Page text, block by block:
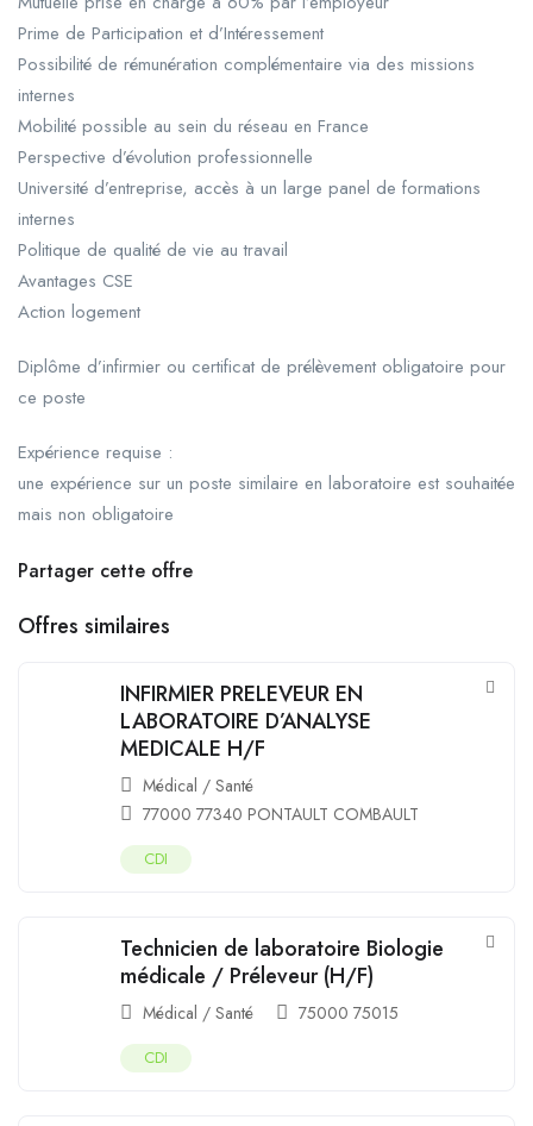
Prime de Participation et d’Intéressement
Possibilité de rémunération complémentaire via des missions
internes
Mobilité possible au sein du réseau en France
Perspective d’évolution professionnelle
Université d’entreprise, accès à un large panel de formations
internes
Politique de qualité de vie au travail
Avantages CSE
Action logement
Diplôme d’infirmier ou certificat de prélèvement obligatoire pour
ce poste
Expérience requise :
une expérience sur un poste similaire en laboratoire est souhaitée
mais non obligatoire
Partager cette offre
Offres similaires
INFIRMIER PRELEVEUR EN
LABORATOIRE D’ANALYSE
MEDICALE H/F
Médical / Santé
77000 77340 PONTAULT COMBAULT
CDI
Technicien de laboratoire Biologie
médicale / Préleveur (H/F)
Médical / Santé 75000 75015
CDI